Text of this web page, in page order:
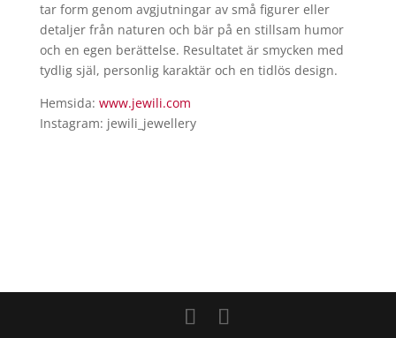
tar form genom avgjutningar av små figurer eller
detaljer från naturen och bär på en stillsam humor
och en egen berättelse. Resultatet är smycken med
tydlig själ, personlig karaktär och en tidlös design.
Hemsida: www.jewili.com
Instagram: jewili_jewellery